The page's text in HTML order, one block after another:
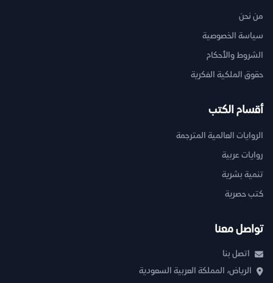
من نحن
سياسة الخصوصية
الشروط والأحكام
حقوق الملكية الفكرية
أقسام الكتب
الروايات العالمية المترجمة
روايات عربية
تنمية بشرية
كتب حصرية
تواصل معنا
اتصل بنا
الرياض، المملكة العربية السعودية